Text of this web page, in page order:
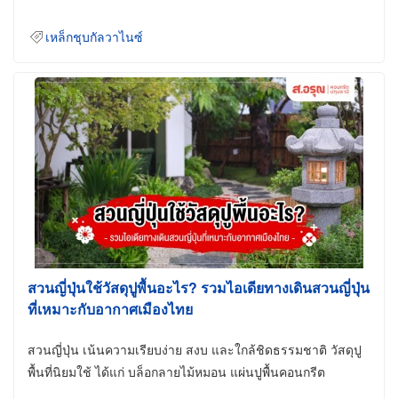
เหล็กชุบกัลวาไนซ์
สวนญี่ปุ่นใช้วัสดุปูพื้นอะไร? รวมไอเดียทางเดินสวนญี่ปุ่น
ที่เหมาะกับอากาศเมืองไทย
สวนญี่ปุ่น เน้นความเรียบง่าย สงบ และใกล้ชิดธรรมชาติ วัสดุปู
พื้นที่นิยมใช้ ได้แก่ บล็อกลายไม้หมอน แผ่นปูพื้นคอนกรีต